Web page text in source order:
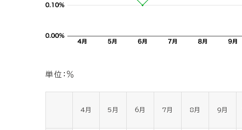
単位：％
4月 5月 6月 7月 8月 9月